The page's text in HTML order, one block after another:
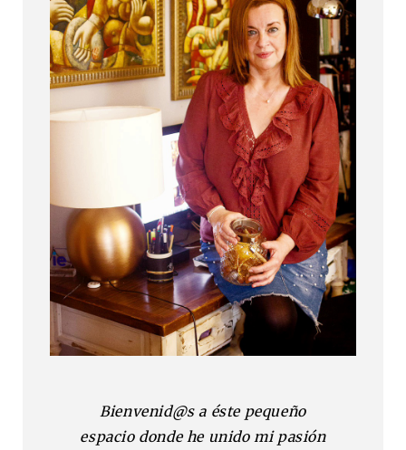
Bienvenid@s a éste pequeño
espacio donde he unido mi pasión